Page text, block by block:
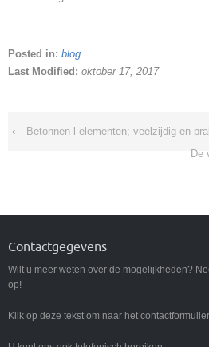
Posted in: blog.
Last Modified: oktober 17, 2017
‹
Betonnen l-elementen; veelzijdig en
De
Contactgegevens
Wilt u meer weten over de mogelijkheden?
op!
Klik op deze tekst om naar het